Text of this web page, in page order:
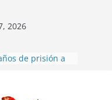
2026
encontrados
de Alison,